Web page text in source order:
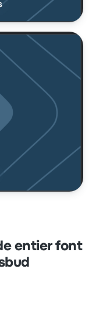
entier font